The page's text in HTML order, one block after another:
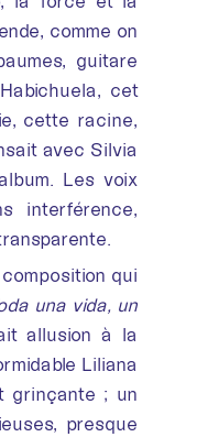
comme on
guitare
cet
cette racine,
avec Silvia
Les voix
interférence,
qui
una vida, un
allusion à la
Liliana
grinçante ; un
presque